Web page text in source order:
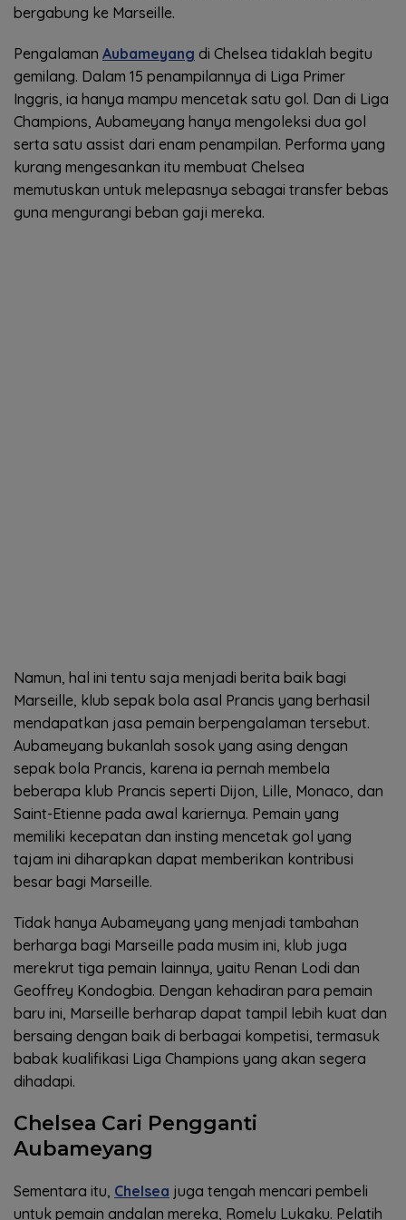
bergabung ke Marseille.
Pengalaman Aubameyang di Chelsea tidaklah begitu
gemilang. Dalam 15 penampilannya di Liga Primer
Inggris, ia hanya mampu mencetak satu gol. Dan di Liga
Champions, Aubameyang hanya mengoleksi dua gol
serta satu assist dari enam penampilan. Performa yang
kurang mengesankan itu membuat Chelsea
memutuskan untuk melepasnya sebagai transfer bebas
guna mengurangi beban gaji mereka.
Namun, hal ini tentu saja menjadi berita baik bagi
Marseille, klub sepak bola asal Prancis yang berhasil
mendapatkan jasa pemain berpengalaman tersebut.
Aubameyang bukanlah sosok yang asing dengan
sepak bola Prancis, karena ia pernah membela
beberapa klub Prancis seperti Dijon, Lille, Monaco, dan
Saint-Etienne pada awal kariernya. Pemain yang
memiliki kecepatan dan insting mencetak gol yang
tajam ini diharapkan dapat memberikan kontribusi
besar bagi Marseille.
Tidak hanya Aubameyang yang menjadi tambahan
berharga bagi Marseille pada musim ini, klub juga
merekrut tiga pemain lainnya, yaitu Renan Lodi dan
Geoffrey Kondogbia. Dengan kehadiran para pemain
baru ini, Marseille berharap dapat tampil lebih kuat dan
bersaing dengan baik di berbagai kompetisi, termasuk
babak kualifikasi Liga Champions yang akan segera
dihadapi.
Chelsea Cari Pengganti
Aubameyang
Sementara itu, Chelsea juga tengah mencari pembeli
untuk pemain andalan mereka, Romelu Lukaku. Pelatih